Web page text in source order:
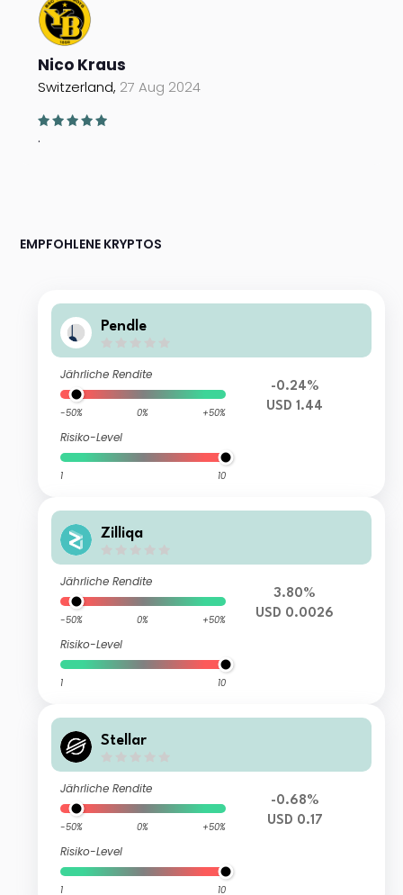
Nico Kraus
Switzerland, 27 Aug 2024
.
EMPFOHLENE KRYPTOS
Pendle
Jährliche Rendite
-50% 0% +50%
Risiko-Level
1 10
-0.24%
USD 1.44
Zilliqa
Jährliche Rendite
-50% 0% +50%
Risiko-Level
1 10
3.80%
USD 0.0026
Stellar
Jährliche Rendite
-50% 0% +50%
Risiko-Level
1 10
-0.68%
USD 0.17